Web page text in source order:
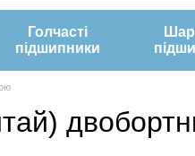
Голчасті
підшипники